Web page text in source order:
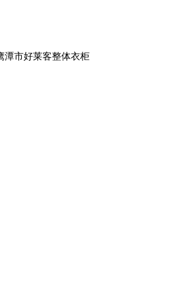
潭市好莱客整体衣柜